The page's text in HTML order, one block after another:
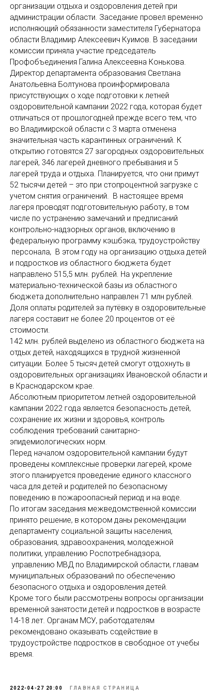
организации отдыха и оздоровления детей при
администрации области. Заседание провел временно
исполняющий обязанности заместителя Губернатора
области Владимир Алексеевич Куимов. В заседании
комиссии приняла участие председатель
Профобъединения Галина Алексеевна Конькова.
Директор департамента образования Светлана
Анатольевна Болтунова проинформировала
присутствующих о ходе подготовки к летней
оздоровительной кампании 2022 года, которая будет
отличаться от прошлогодней прежде всего тем, что
во Владимирской области с 3 марта отменена
значительная часть карантинных ограничений. К
открытию готовятся 27 загородных оздоровительных
лагерей, 346 лагерей дневного пребывания и 5
лагерей труда и отдыха. Планируется, что они примут
52 тысячи детей – это при стопроцентной загрузке с
учетом снятия ограничений. В настоящее время
лагеря проводят подготовительную работу, в том
числе по устранению замечаний и предписаний
контрольно-надзорных органов, включению в
федеральную программу кэшбэка, трудоустройству
персонала, В этом году на организацию отдыха детей
и подростков из областного бюджета будет
направлено 515,5 млн. рублей. На укрепление
материально-технической базы из областного
бюджета дополнительно направлен 71 млн рублей.
Доля оплаты родителей за путёвку в оздоровительные
лагеря составит не более 20 процентов от её
стоимости.
142 млн. рублей выделено из областного бюджета на
отдых детей, находящихся в трудной жизненной
ситуации. Более 5 тысяч детей смогут отдохнуть в
оздоровительных организациях Ивановской области и
в Краснодарском крае.
Абсолютным приоритетом летней оздоровительной
кампании 2022 года является безопасность детей,
сохранение их жизни и здоровья, контроль
соблюдения требований санитарно-
эпидемиологических норм.
Перед началом оздоровительной кампании будут
проведены комплексные проверки лагерей, кроме
этого планируется проведение единого классного
часа для детей и родителей по безопасному
поведению в пожароопасный период и на воде.
По итогам заседания межведомственной комиссии
принято решение, в котором даны рекомендации
департаменту социальной защиты населения,
образования, здравоохранения, молодежной
политики, управлению Роспотребнадзора,
управлению МВД по Владимирской области, главам
муниципальных образований по обеспечению
безопасного отдыха и оздоровления детей.
Кроме того были рассмотрены вопросы организации
временной занятости детей и подростков в возрасте
14-18 лет. Органам МСУ, работодателям
рекомендовано оказывать содействие в
трудоустройстве подростков в свободное от учебы
время.
2022-04-27 20:00 ГЛАВНАЯ СТРАНИЦА